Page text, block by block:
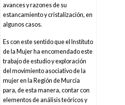
avances y razones de su
estancamiento y cristalización, en
algunos casos.
Es con este sentido que el Instituto
de la Mujer ha encomendado este
trabajo de estudio y exploración
del movimiento asociativo de la
mujer en la Región de Murcia
para, de esta manera, contar con
elementos de análisis teóricos y